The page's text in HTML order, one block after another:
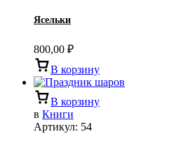
Ясельки
800,00 ₽
В корзину
В корзину
в Книги
Артикул: 54